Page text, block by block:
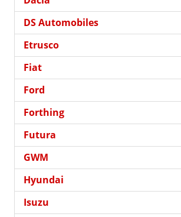
DS Automobiles
Etrusco
Fiat
Ford
Forthing
Futura
GWM
Hyundai
Isuzu